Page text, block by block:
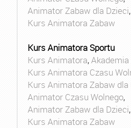
Animator Zabaw dla Dzieci,
Kurs Animatora Zabaw
Kurs Animatora Sportu
Kurs Animatora,
Kurs Animatora Czasu
Kurs Animatora Zabaw dla
Animator Czasu Wolnego,
Animator Zabaw dla Dzieci,
Kurs Animatora Zabaw